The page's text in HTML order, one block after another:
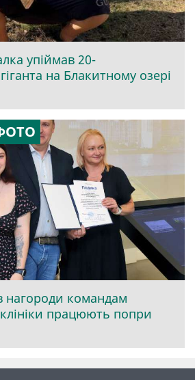
упіймав 20-
на Блакитному озері
нагороди командам
клініки працюють попри